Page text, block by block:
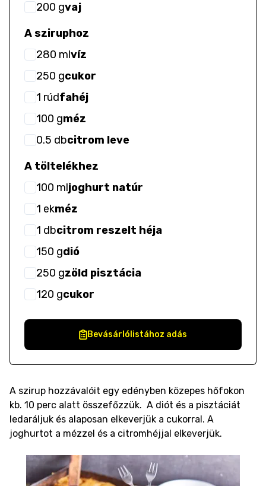
200 gvaj
A sziruphoz
280 mlvíz
250 gcukor
1 rúdfahéj
100 gméz
0.5 dbcitrom leve
A töltelékhez
100 mljoghurt natúr
1 ekméz
1 dbcitrom reszelt héja
150 gdió
250 gzöld pisztácia
120 gcukor
Bevásárlólistához adás
A szirup hozzávalóit egy edényben közepes hőfokon
kb. 10 perc alatt összefőzzük. A diót és a pisztáciát
ledaráljuk és alaposan elkeverjük a cukorral. A
joghurtot a mézzel és a citromhéjjal elkeverjük.